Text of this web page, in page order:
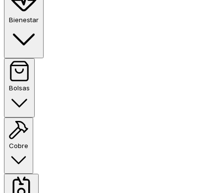
Bienestar
Bolsas
Cobre